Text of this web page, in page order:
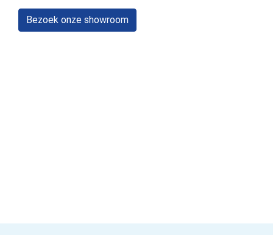
Bezoek onze showroom